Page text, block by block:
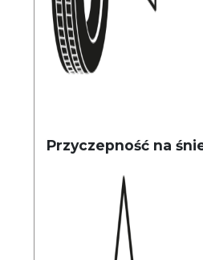
Przyczepność na